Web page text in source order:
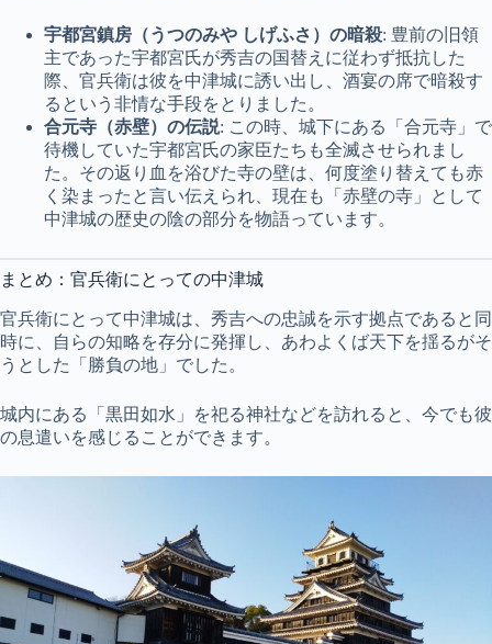
宇都宮鎮房（うつのみや しげふさ）の暗殺: 豊前の旧領
主であった宇都宮氏が秀吉の国替えに従わず抵抗した
際、官兵衛は彼を中津城に誘い出し、酒宴の席で暗殺す
るという非情な手段をとりました。
合元寺（赤壁）の伝説: この時、城下にある「合元寺」で
待機していた宇都宮氏の家臣たちも全滅させられまし
た。その返り血を浴びた寺の壁は、何度塗り替えても赤
く染まったと言い伝えられ、現在も「赤壁の寺」として
中津城の歴史の陰の部分を物語っています。
まとめ：官兵衛にとっての中津城
官兵衛にとって中津城は、秀吉への忠誠を示す拠点であると同
時に、自らの知略を存分に発揮し、あわよくば天下を揺るがそ
うとした「勝負の地」でした。
城内にある「黒田如水」を祀る神社などを訪れると、今でも彼
の息遣いを感じることができます。